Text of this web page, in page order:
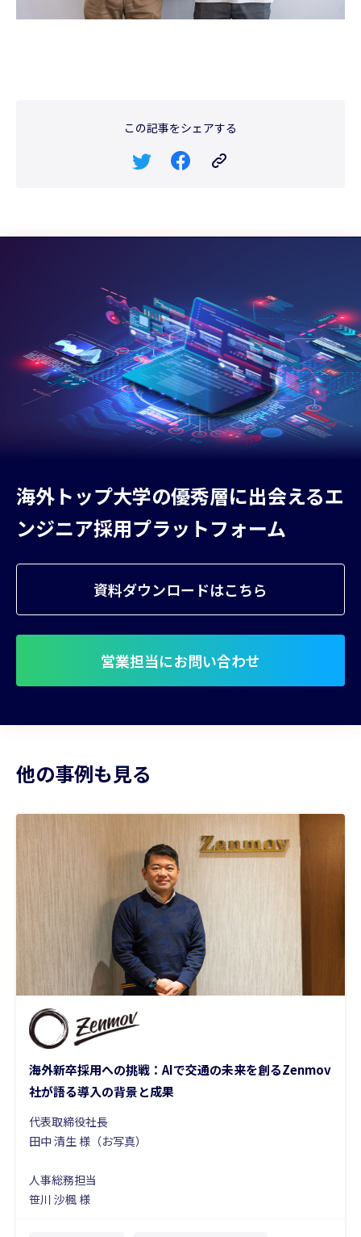
この記事をシェアする
海外トップ大学の優秀層に出会えるエ
ンジニア採用プラットフォーム
資料ダウンロードはこちら
営業担当にお問い合わせ
他の事例も見る
海外新卒採用への挑戦：AIで交通の未来を創るZenmov
社が語る導入の背景と成果
代表取締役社長
田中 清生 様（お写真）
人事総務担当
笹川 沙楓 様